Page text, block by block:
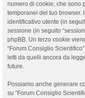
numero di cookie, che sono
temporanei del tuo browser.
identificativo utente (in
sessione (in seguito
phpBB. Un terzo cookie
“Forum Consiglio
letti da quelli ancora da
future.
Possiamo anche generare
su “Forum Consiglio